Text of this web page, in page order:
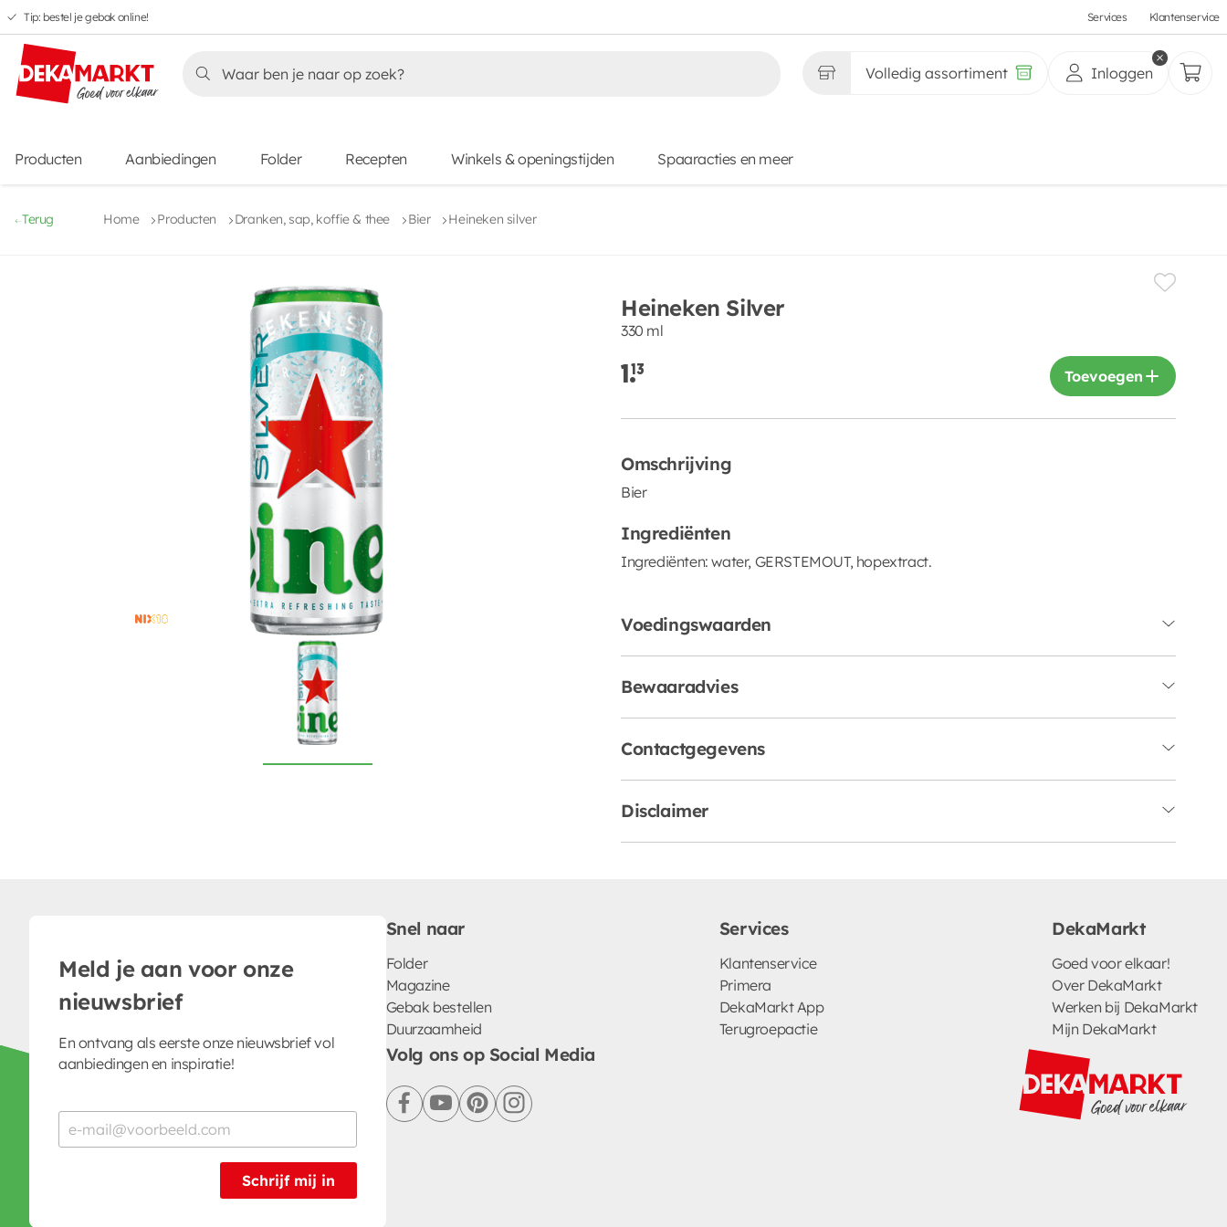
Overslaan
naar
hoofdnavigatie
Overslaan
naar
hoofdinhoud
Overslaan
naar
voettekstinhoud
Overslaan
naar
aanbiedingen
Tip: bestel je gebak online! Services Klantenservice
Volledig assortiment Inloggen
Producten Aanbiedingen Folder Recepten Winkels & openingstijden Spaaracties en meer
Terug Home Producten Dranken, sap, koffie & thee Bier Heineken silver
Heineken Silver
330 ml
1.13 Toevoegen
Omschrijving
Bier
Ingrediënten
Ingrediënten: water, GERSTEMOUT, hopextract.
Voedingswaarden
Bewaaradvies
Contactgegevens
Disclaimer
Meld je aan voor onze
nieuwsbrief
En ontvang als eerste onze nieuwsbrief vol
aanbiedingen en inspiratie!
Schrijf mij in
Snel naar
Folder
Magazine
Gebak bestellen
Duurzaamheid
Services
Klantenservice
Primera
DekaMarkt App
Terugroepactie
DekaMarkt
Goed voor elkaar!
Over DekaMarkt
Werken bij DekaMarkt
Mijn DekaMarkt
Volg ons op Social Media
facebookyoutubepinterestinstagram